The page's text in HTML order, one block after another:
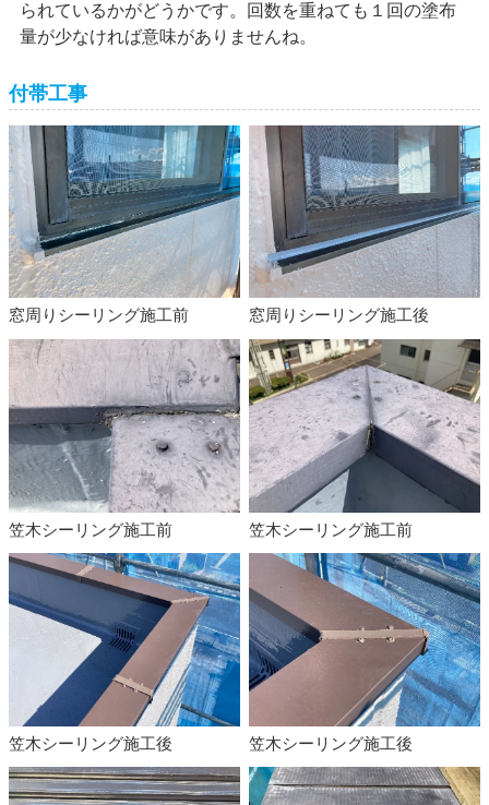
られているかがどうかです。回数を重ねても１回の塗布
量が少なければ意味がありませんね。
付帯工事
窓周りシーリング施工前 窓周りシーリング施工後
笠木シーリング施工前 笠木シーリング施工前
笠木シーリング施工後 笠木シーリング施工後